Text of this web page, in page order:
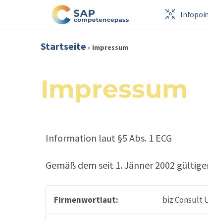
Startseite » Impressum
Impressum
Information laut §5 Abs. 1 ECG
Gemäß dem seit 1. Jänner 2002
Firmenwortlaut: biz:Consult